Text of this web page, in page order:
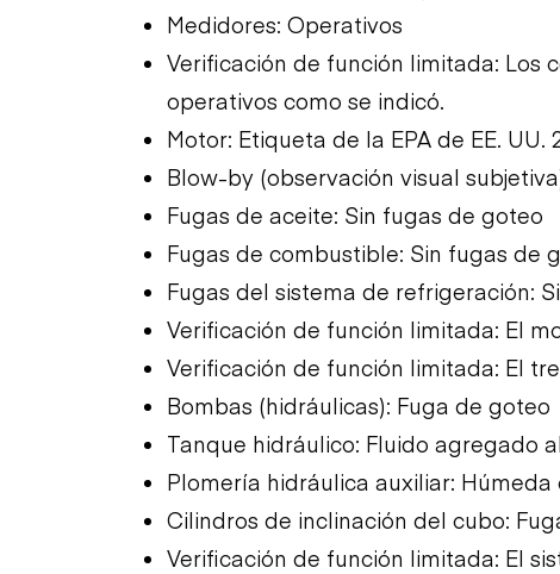
Medidores: Operativos
Verificación de función limitada: Los
operativos como se indicó.
Motor: Etiqueta de la EPA de EE. UU.
Blow-by (observación visual
Fugas de aceite: Sin fugas de goteo
Fugas de combustible: Sin fugas de
Fugas del sistema de refrigeración:
Verificación de función limitada: El
Verificación de función limitada: El
Bombas (hidráulicas): Fuga de goteo
Tanque hidráulico: Fluido agregado
Plomería hidráulica auxiliar:
Cilindros de inclinación del cubo:
Verificación de función limitada: El